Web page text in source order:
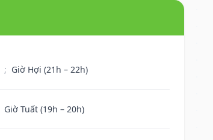
; Giờ Hợi (21h – 22h)
Giờ Tuất (19h – 20h)